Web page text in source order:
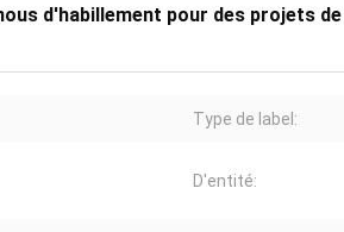
d'habillement pour des projets
Type de label:
D'entité: